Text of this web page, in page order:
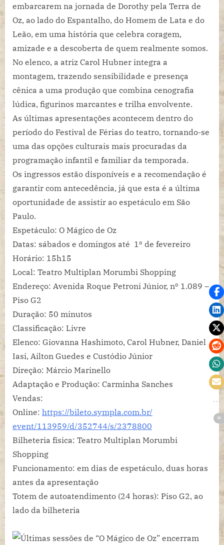
embarcarem na jornada de Dorothy pela Terra de
Oz, ao lado do Espantalho, do Homem de Lata e do
Leão, em uma história que celebra coragem,
amizade e a descoberta de quem realmente somos.
No elenco, a atriz Carol Hubner integra a
montagem, trazendo sensibilidade e presença
cênica a uma produção que combina cenografia
lúdica, figurinos marcantes e trilha envolvente.
As últimas apresentações acontecem dentro do
período do Festival de Férias do teatro, tornando-se
uma das opções culturais mais procuradas da
programação infantil e familiar da temporada.
Os ingressos estão disponíveis e a recomendação é
garantir com antecedência, já que esta é a última
oportunidade de assistir ao espetáculo em São
Paulo.
Espetáculo: O Mágico de Oz
Datas: sábados e domingos até 1º de fevereiro
Horário: 15h15
Local: Teatro Multiplan Morumbi Shopping
Endereço: Avenida Roque Petroni Júnior, nº 1.089 –
Piso G2
Duração: 50 minutos
Classificação: Livre
Elenco: Giovanna Hashimoto, Carol Hubner, Daniel
Iasi, Ailton Guedes e Custódio Júnior
Direção: Márcio Marinello
Adaptação e Produção: Carminha Sanches
Vendas:
Online: https://bileto.sympla.com.br/
event/113959/d/352744/s/2378800
Bilheteria física: Teatro Multiplan Morumbi
Shopping
Funcionamento: em dias de espetáculo, duas horas
antes da apresentação
Totem de autoatendimento (24 horas): Piso G2, ao
lado da bilheteria